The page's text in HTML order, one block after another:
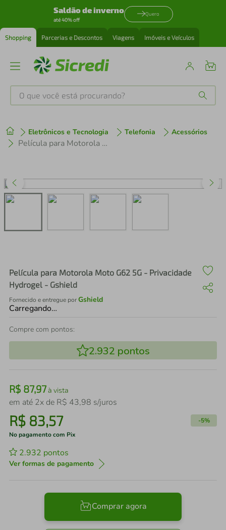
Saldão de inverno
até 40% off
Quero
Shopping Parcerias e Descontos Viagens Imóveis e Veículos
O que você está procurando?
Eletrônicos e Tecnologia Telefonia Acessórios
Película para Motorola Moto G62 5G - Privacidade Hydrogel - Gshield
Película para Motorola Moto G62 5G - Privacidade
Hydrogel - Gshield
Fornecido e entregue porGshield
Carregando…
Compre com pontos:
2.932 pontos
R$ 87,97à vista
em até 2x de R$ 43,98 s/juros
R$ 83,57 -5%
No pagamento com Pix
2.932 pontos
Ver formas de pagamento
Comprar agora
1º tenis
perfume